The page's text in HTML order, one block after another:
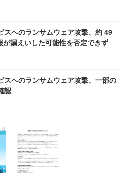
スへのランサムウェア攻撃、約 49
漏えいした可能性を否定できず
スへのランサムウェア攻撃、一部の
認